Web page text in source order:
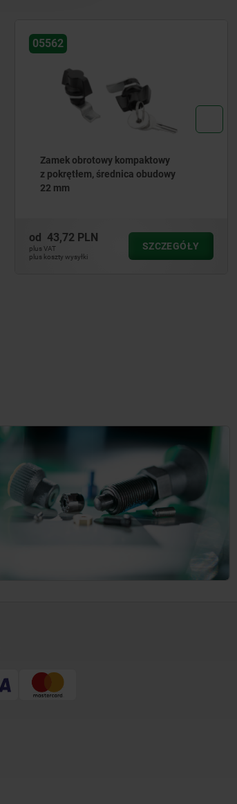
05592-52
Dolne części zamknięcia do zamków
ćwierćobrotowych
od6,53 PLN
plus VAT
plus koszty wysyłki
SZCZEGÓŁY